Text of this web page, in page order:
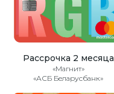
Рассрочка 2 месяца
«Магнит»
«АСБ Беларусбанк»